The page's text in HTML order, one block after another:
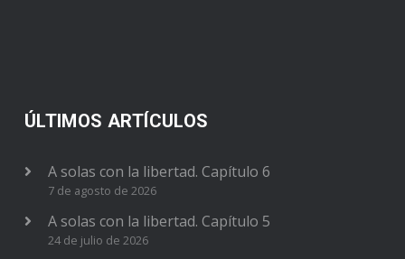
ÚLTIMOS ARTÍCULOS
A solas con la libertad. Capítulo 6
7 de agosto de 2026
A solas con la libertad. Capítulo 5
24 de julio de 2026